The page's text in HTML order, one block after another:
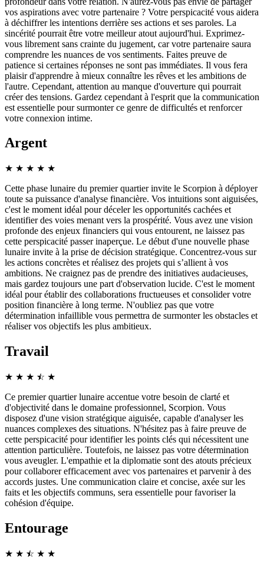
vos aspirations avec votre partenaire ? Votre perspicacité vous aidera
à déchiffrer les intentions derrière ses actions et ses paroles. La
sincérité pourrait être votre meilleur atout aujourd'hui. Exprimez-
vous librement sans crainte du jugement, car votre partenaire saura
comprendre les nuances de vos sentiments. Faites preuve de
patience si certaines réponses ne sont pas immédiates. Il vous fera
plaisir d'apprendre à mieux connaître les rêves et les ambitions de
l'autre. Cependant, attention au manque d'ouverture qui pourrait
créer des tensions. Gardez cependant à l'esprit que la communication
est essentielle pour surmonter ce genre de difficultés et renforcer
votre connexion intime.
Argent
★ ★ ★ ★ ★
Cette phase lunaire du premier quartier invite le Scorpion à déployer
toute sa puissance d'analyse financière. Vos intuitions sont aiguisées,
c'est le moment idéal pour déceler les opportunités cachées et
identifier des voies menant vers la prospérité. Vous avez une vision
profonde des enjeux financiers qui vous entourent, ne laissez pas
cette perspicacité passer inaperçue. Le début d'une nouvelle phase
lunaire invite à la prise de décision stratégique. Concentrez-vous sur
les actions concrètes et réalisez des projets qui s’allient à vos
ambitions. Ne craignez pas de prendre des initiatives audacieuses,
mais gardez toujours une part d'observation lucide. C'est le moment
idéal pour établir des collaborations fructueuses et consolider votre
position financière à long terme. N'oubliez pas que votre
détermination infaillible vous permettra de surmonter les obstacles et
réaliser vos objectifs les plus ambitieux.
Travail
★ ★ ★ ☆
★ ★
Ce premier quartier lunaire accentue votre besoin de clarté et
d'objectivité dans le domaine professionnel, Scorpion. Vous
disposez d'une vision stratégique aiguisée, capable d'analyser les
nuances complexes des situations. N'hésitez pas à faire preuve de
cette perspicacité pour identifier les points clés qui nécessitent une
attention particulière. Toutefois, ne laissez pas votre détermination
vous aveugler. L'empathie et la diplomatie sont des atouts précieux
pour collaborer efficacement avec vos partenaires et parvenir à des
accords justes. Une communication claire et concise, axée sur les
faits et les objectifs communs, sera essentielle pour favoriser la
cohésion d'équipe.
Entourage
★ ★ ☆
★ ★ ★